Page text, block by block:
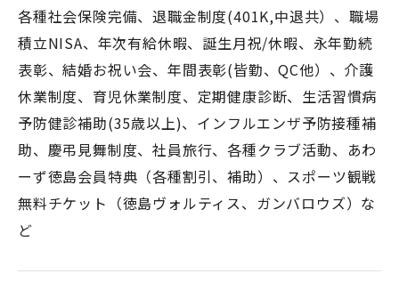
各種社会保険完備、退職金制度(401K,中退共）、職場
積立NISA、年次有給休暇、誕生月祝/休暇、永年勤続
表彰、結婚お祝い会、年間表彰(皆勤、QC他）、介護
休業制度、育児休業制度、定期健康診断、生活習慣病
予防健診補助(35歳以上)、インフルエンザ予防接種補
助、慶弔見舞制度、社員旅行、各種クラブ活動、あわ
ーず徳島会員特典（各種割引、補助）、スポーツ観戦
無料チケット（徳島ヴォルティス、ガンバロウズ）な
ど